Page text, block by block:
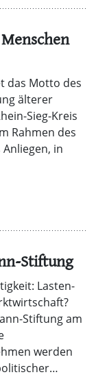
das Motto des
älterer
Sieg-Kreis
Rahmen des
Anliegen, in
Stiftung
Lasten-
Stiftung am
werden